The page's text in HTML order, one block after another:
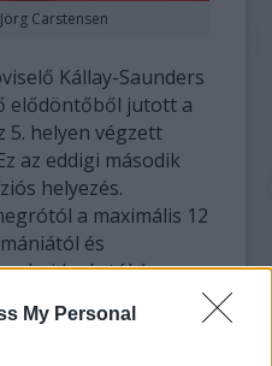
My Personal
Carstensen
Kállay-Saunders
elődöntőből jutott a
5. helyen végzett
az eddigi második
helyezés.
a maximális 12
és
és